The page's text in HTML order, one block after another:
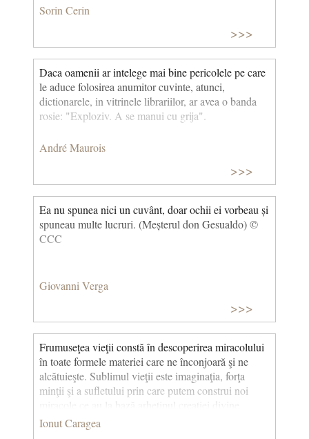
Sorin Cerin
>>>
Daca oamenii ar intelege mai bine pericolele pe care
le aduce folosirea anumitor cuvinte, atunci,
dictionarele, in vitrinele librariilor, ar avea o banda
rosie: "Exploziv. A se manui cu grija".
André Maurois
>>>
Ea nu spunea nici un cuvânt, doar ochii ei vorbeau și
spuneau multe lucruri. (Meșterul don Gesualdo) ©
CCC
Giovanni Verga
>>>
Frumuseţea vieţii constă în descoperirea miracolului
în toate formele materiei care ne înconjoară şi ne
alcătuieşte. Sublimul vieţii este imaginaţia, forţa
minţii şi a sufletului prin care putem construi noi
miracole ce au la bază arhetipul creaţiei divine.
Ionut Caragea